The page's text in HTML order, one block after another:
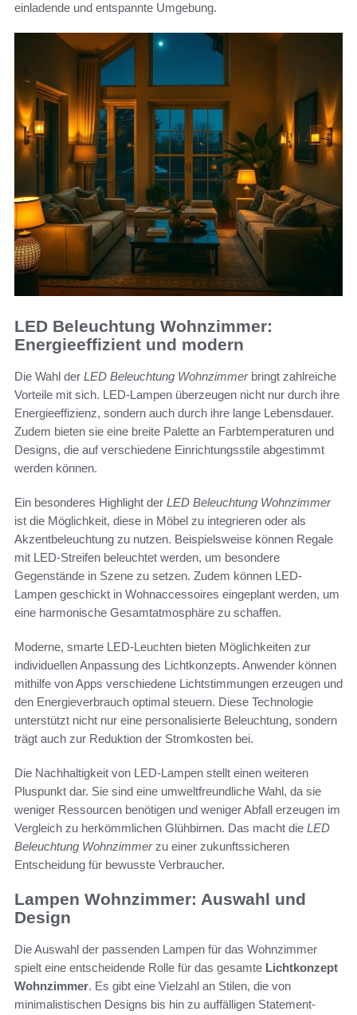
einladende und entspannte Umgebung.
LED Beleuchtung Wohnzimmer:
Energieeffizient und modern
Die Wahl der LED Beleuchtung Wohnzimmerbringt zahlreiche
Vorteile mit sich. LED-Lampen überzeugen nicht nur durch ihre
Energieeffizienz, sondern auch durch ihre lange Lebensdauer.
Zudem bieten sie eine breite Palette an Farbtemperaturen und
Designs, die auf verschiedene Einrichtungsstile abgestimmt
werden können.
Ein besonderes Highlight der LED Beleuchtung Wohnzimmer
ist die Möglichkeit, diese in Möbel zu integrieren oder als
Akzentbeleuchtung zu nutzen. Beispielsweise können Regale
mit LED-Streifen beleuchtet werden, um besondere
Gegenstände in Szene zu setzen. Zudem können LED-
Lampen geschickt in Wohnaccessoires eingeplant werden, um
eine harmonische Gesamtatmosphäre zu schaffen.
Moderne, smarte LED-Leuchten bieten Möglichkeiten zur
individuellen Anpassung des Lichtkonzepts. Anwender können
mithilfe von Apps verschiedene Lichtstimmungen erzeugen und
den Energieverbrauch optimal steuern. Diese Technologie
unterstützt nicht nur eine personalisierte Beleuchtung, sondern
trägt auch zur Reduktion der Stromkosten bei.
Die Nachhaltigkeit von LED-Lampen stellt einen weiteren
Pluspunkt dar. Sie sind eine umweltfreundliche Wahl, da sie
weniger Ressourcen benötigen und weniger Abfall erzeugen im
Vergleich zu herkömmlichen Glühbirnen. Das macht die LED
Beleuchtung Wohnzimmerzu einer zukunftssicheren
Entscheidung für bewusste Verbraucher.
Lampen Wohnzimmer: Auswahl und
Design
Die Auswahl der passenden Lampen für das Wohnzimmer
spielt eine entscheidende Rolle für das gesamte Lichtkonzept
Wohnzimmer. Es gibt eine Vielzahl an Stilen, die von
minimalistischen Designs bis hin zu auffälligen Statement-